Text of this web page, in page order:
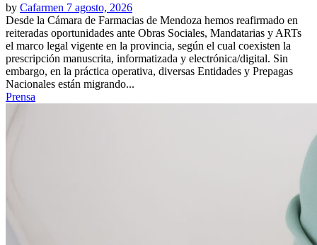
by Cafarmen 7 agosto, 2026
Desde la Cámara de Farmacias de Mendoza hemos reafirmado en
reiteradas oportunidades ante Obras Sociales, Mandatarias y ARTs
el marco legal vigente en la provincia, según el cual coexisten la
prescripción manuscrita, informatizada y electrónica/digital. Sin
embargo, en la práctica operativa, diversas Entidades y Prepagas
Nacionales están migrando...
Prensa